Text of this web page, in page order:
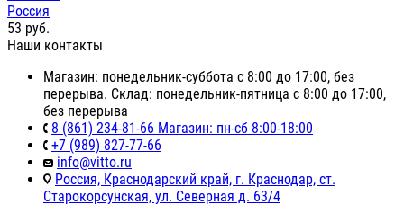
Россия
53 руб.
Наши контакты
Магазин: понедельник-суббота с 8:00 до 17:00, без
перерыва. Склад: понедельник-пятница с 8:00 до 17:00,
без перерыва
8 (861) 234-81-66 Магазин: пн-сб 8:00-18:00
+7 (989) 827-77-66
info@vitto.ru
Россия, Краснодарский край, г. Краснодар, ст.
Старокорсунская, ул. Северная д. 63/4